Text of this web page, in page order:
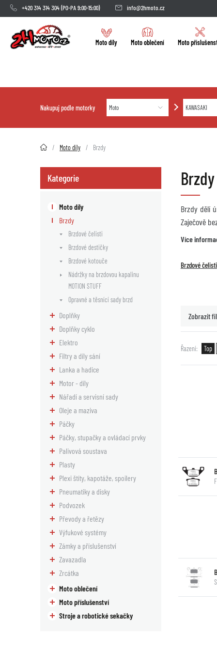
+420 314 314 304(PO-PA 9:00-15:00) info@2hmoto.cz
Moto díly Moto oblečení Moto
Nakupuj podle motorky
2HMOTO.cz Moto díly Brzdy
Kategorie
Moto díly
Brzdy
Brzdové čelisti
Brzdové destičky
Brzdové kotouče
Nádržky na brzdovou kapalinu
MOTION STUFF
Opravné a těsnící sady brzd
Doplňky
Doplňky cyklo
Elektro
Filtry a díly sání
Lanka a hadice
Motor - díly
Nářadí a servisní sady
Oleje a maziva
Páčky
Páčky, stupačky a ovládací prvky
Palivová soustava
Plasty
Plexi štíty, kapotáže, spoilery
Pneumatiky a disky
Podvozek
Převody a řetězy
Výfukové systémy
Zámky a příslušenství
Zavazadla
Zrcátka
Moto oblečení
Moto příslušenství
Stroje a robotické sekačky
Brzdy dělí
Zaječově
Více
Brzdové čelisti
Zobrazit
Řazení Top